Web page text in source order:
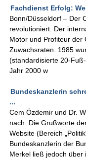
Fachdienst Erfolg:
Bonn/Düsseldorf – Der
revolutioniert. Der
Motor und Profiteur der
Zuwachsraten. 1985
(standardisierte 20-
Jahr 2000 w
Bundeskanzlerin
...
Cem Özdemir und Dr.
nach. Die Grußworte
Website (Bereich
Bundeskanzlerin der
Merkel ließ jedoch über